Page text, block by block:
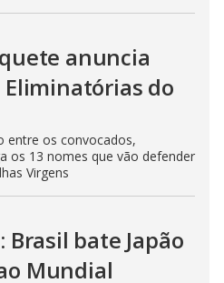
anuncia
do
entre os convocados,
os 13 nomes que vão defender
Virgens
bate Japão
Mundial